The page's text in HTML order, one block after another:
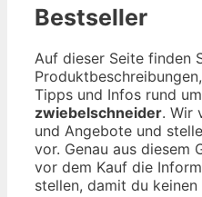
Bestseller
Auf dieser Seite finden
Tipps und Infos rund
zwiebelschneider. Wir
und Angebote und
vor. Genau aus diesem
vor dem Kauf die
stellen, damit du